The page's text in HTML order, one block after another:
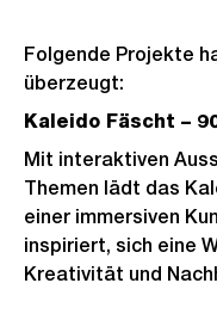
Folgende Projekte
überzeugt:
Kaleido Fäscht –
Mit interaktiven
Themen lädt das
einer immersiven
inspiriert, sich eine
Kreativität und